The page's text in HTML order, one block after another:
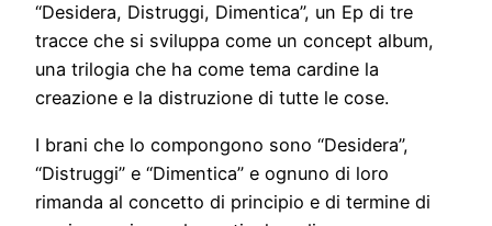
“Desidera, Distruggi, Dimentica”, un Ep di tre
tracce che si sviluppa come un concept album,
una trilogia che ha come tema cardine la
creazione e la distruzione di tutte le cose.
I brani che lo compongono sono “Desidera”,
“Distruggi” e “Dimentica” e ognuno di loro
rimanda al concetto di principio e di termine di